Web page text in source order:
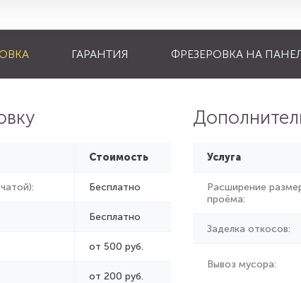
ГАРАНТИЯ ФРЕЗЕРОВКА НА
Стоимость
Бесплатно
Бесплатно
от 500 руб.
от 200 руб.
Услуга
Расширение
проёма:
Заделка откосов:
Вывоз мусора: